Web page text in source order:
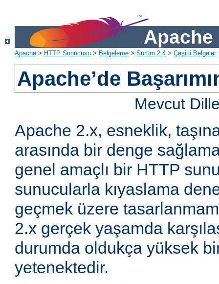
Apache
Apache > HTTP Sunucusu > Belgeleme > Sürüm 2.4 > Çeşitli Belgeler
Apache’de
Mevcut
Apache 2.x, esneklik,
arasında bir denge
genel amaçlı bir HTTP
sunucularla kıyaslama
geçmek üzere
2.x gerçek yaşamda
durumda oldukça yüksek
yetenektedir.